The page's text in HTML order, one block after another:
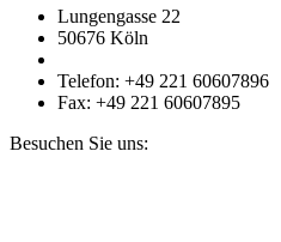
Lungengasse 22
50676 Köln
Telefon: +49 221 60607896
Fax: +49 221 60607895
Besuchen Sie uns: